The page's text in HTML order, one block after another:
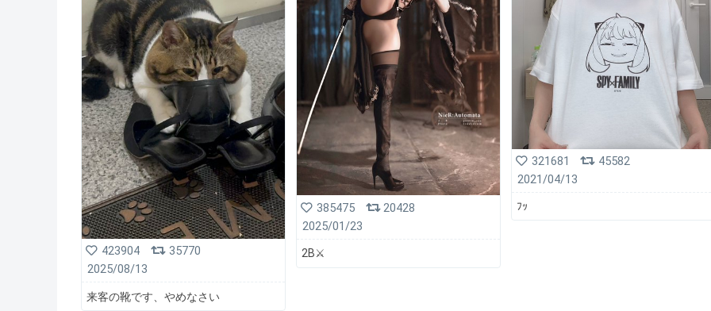
423904
35770
2025/08/13
来客の靴です、やめなさい
385475
20428
2025/01/23
2B⚔️
321681
45582
2021/04/13
ﾌｯ